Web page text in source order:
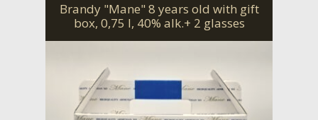
Brandy "Mane" 8 years old with gift
box, 0,75 l, 40% alk.+ 2 glasses